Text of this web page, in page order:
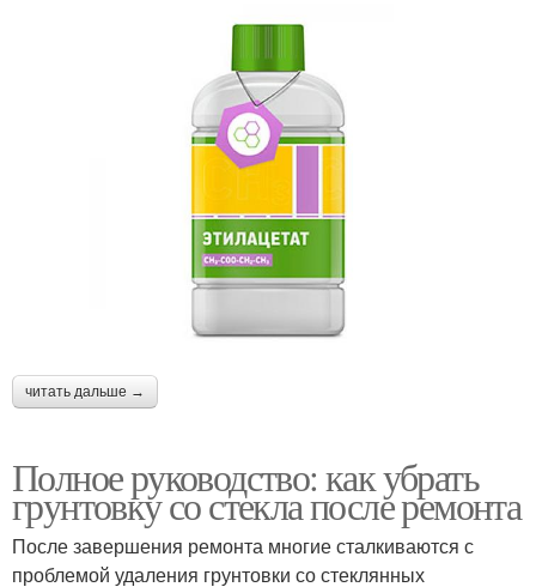
читать дальше →
Полное руководство: как убрать
грунтовку со стекла после ремонта
После завершения ремонта многие сталкиваются с
проблемой удаления грунтовки со стеклянных